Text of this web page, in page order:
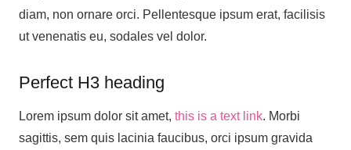
diam, non ornare orci. Pellentesque ipsum erat, facilisis
ut venenatis eu, sodales vel dolor.
Perfect H3 heading
Lorem ipsum dolor sit amet, this is a text link. Morbi
sagittis, sem quis lacinia faucibus, orci ipsum gravida